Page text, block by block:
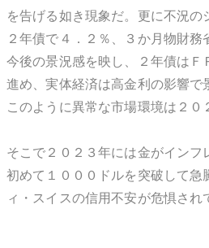
を告げる如き現象だ。更に不況
２年債で４．２％、３か月物財
今後の景況感を映し、２年債は
進め、実体経済は高金利の影響で
このように異常な市場環境は２
そこで２０２３年には金がイン
初めて１０００ドルを突破して
ィ・スイスの信用不安が危惧さ